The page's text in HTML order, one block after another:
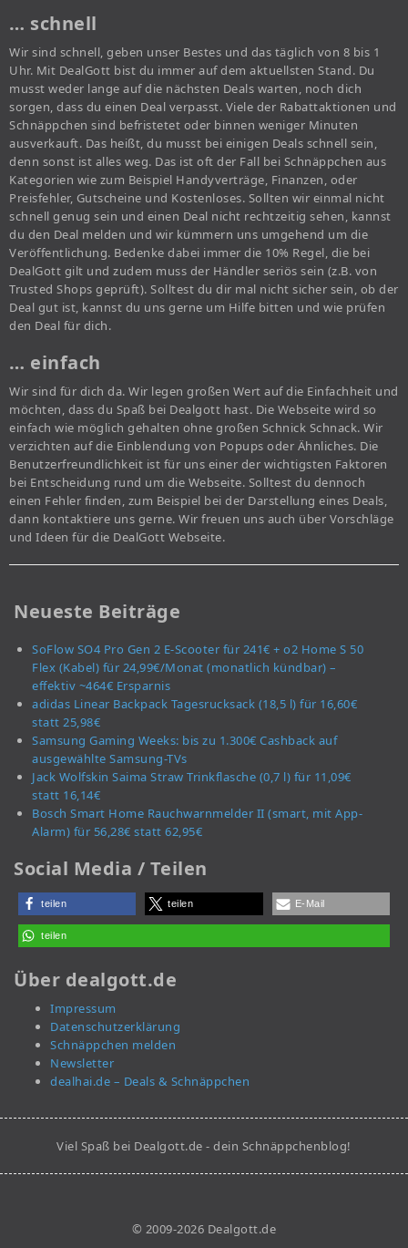
… schnell
Wir sind schnell, geben unser Bestes und das täglich von 8 bis 1
Uhr. Mit DealGott bist du immer auf dem aktuellsten Stand. Du
musst weder lange auf die nächsten Deals warten, noch dich
sorgen, dass du einen Deal verpasst. Viele der Rabattaktionen und
Schnäppchen sind befristetet oder binnen weniger Minuten
ausverkauft. Das heißt, du musst bei einigen Deals schnell sein,
denn sonst ist alles weg. Das ist oft der Fall bei Schnäppchen aus
Kategorien wie zum Beispiel Handyverträge, Finanzen, oder
Preisfehler, Gutscheine und Kostenloses. Sollten wir einmal nicht
schnell genug sein und einen Deal nicht rechtzeitig sehen, kannst
du den Deal melden und wir kümmern uns umgehend um die
Veröffentlichung. Bedenke dabei immer die 10% Regel, die bei
DealGott gilt und zudem muss der Händler seriös sein (z.B. von
Trusted Shops geprüft). Solltest du dir mal nicht sicher sein, ob der
Deal gut ist, kannst du uns gerne um Hilfe bitten und wie prüfen
den Deal für dich.
… einfach
Wir sind für dich da. Wir legen großen Wert auf die Einfachheit und
möchten, dass du Spaß bei Dealgott hast. Die Webseite wird so
einfach wie möglich gehalten ohne großen Schnick Schnack. Wir
verzichten auf die Einblendung von Popups oder Ähnliches. Die
Benutzerfreundlichkeit ist für uns einer der wichtigsten Faktoren
bei Entscheidung rund um die Webseite. Solltest du dennoch
einen Fehler finden, zum Beispiel bei der Darstellung eines Deals,
dann kontaktiere uns gerne. Wir freuen uns auch über Vorschläge
und Ideen für die DealGott Webseite.
Neueste Beiträge
SoFlow SO4 Pro Gen 2 E-Scooter für 241€ + o2 Home S 50
Flex (Kabel) für 24,99€/Monat (monatlich kündbar) –
effektiv ~464€ Ersparnis
adidas Linear Backpack Tagesrucksack (18,5 l) für 16,60€
statt 25,98€
Samsung Gaming Weeks: bis zu 1.300€ Cashback auf
ausgewählte Samsung-TVs
Jack Wolfskin Saima Straw Trinkflasche (0,7 l) für 11,09€
statt 16,14€
Bosch Smart Home Rauchwarnmelder II (smart, mit App-
Alarm) für 56,28€ statt 62,95€
Social Media / Teilen
teilen teilen E-Mail
teilen
Über dealgott.de
Impressum
Datenschutzerklärung
Schnäppchen melden
Newsletter
dealhai.de – Deals & Schnäppchen
Viel Spaß bei Dealgott.de - dein Schnäppchenblog!
© 2009-2026 Dealgott.de